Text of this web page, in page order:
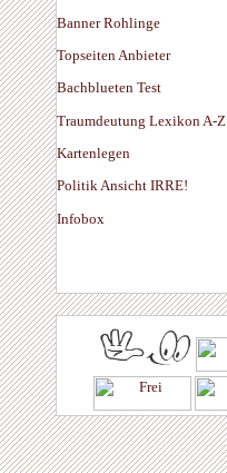
Banner Rohlinge
Topseiten Anbieter
Bachblueten Test
Traumdeutung Lexikon A-Z
Kartenlegen
Politik Ansicht IRRE!
Infobox